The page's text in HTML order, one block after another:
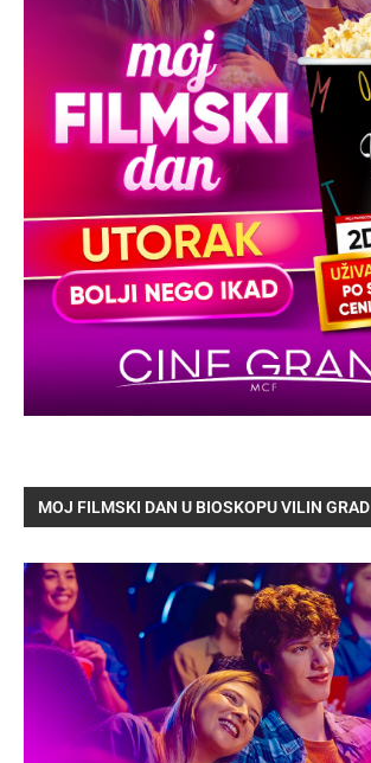
MOJ FILMSKI DAN U BIOSKOPU VILIN GRAD